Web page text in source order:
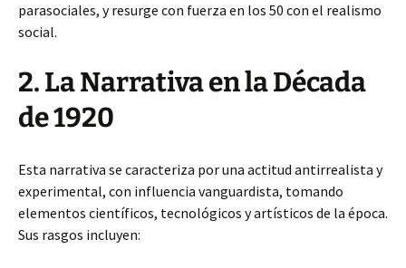
parasociales, y resurge con fuerza en los 50 con el realismo
social.
2. La Narrativa en la Década
de 1920
Esta narrativa se caracteriza por una actitud antirrealista y
experimental, con influencia vanguardista, tomando
elementos científicos, tecnológicos y artísticos de la época.
Sus rasgos incluyen: